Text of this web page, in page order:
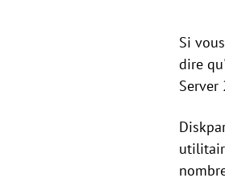
Si
dire
Server